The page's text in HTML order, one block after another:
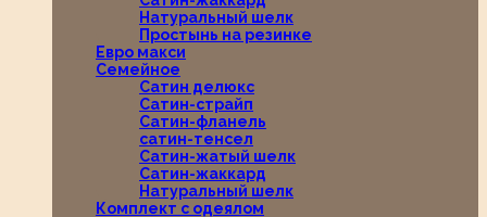
Натуральный шелк
Простынь на резинке
Евро макси
Семейное
Сатин делюкс
Сатин-страйп
Сатин-фланель
сатин-тенсел
Сатин-жатый шелк
Сатин-жаккард
Натуральный шелк
Комплект с одеялом